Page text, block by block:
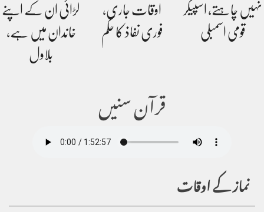
نہیں چاہتے، اسپیکر
قومی اسمبلی
اوقات جاری،
فوری نفاذ کا حکم
لڑائی ان کے اپنے
خاندان میں ہے،
بلاول
قرآن سنیں
نماز کے اوقات